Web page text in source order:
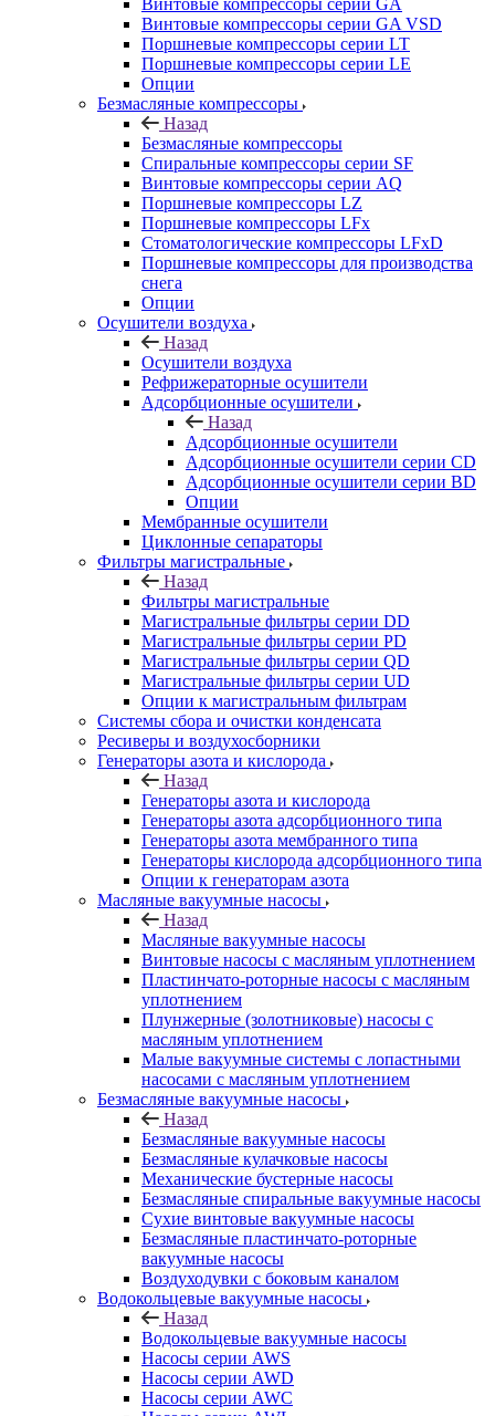
Винтовые компрессоры cерии GA
Винтовые компрессоры cерии GA VSD
Поршневые компрессоры серии LT
Поршневые компрессоры серии LE
Опции
Безмасляные компрессоры
Назад
Безмасляные компрессоры
Спиральные компрессоры серии SF
Винтовые компрессоры серии AQ
Поршневые компрессоры LZ
Поршневые компрессоры LFx
Стоматологические компрессоры LFxD
Поршневые компрессоры для производства
снега
Опции
Осушители воздуха
Назад
Осушители воздуха
Рефрижераторные осушители
Адсорбционные осушители
Назад
Адсорбционные осушители
Адсорбционные осушители серии CD
Адсорбционные осушители серии BD
Опции
Мембранные осушители
Циклонные сепараторы
Фильтры магистральные
Назад
Фильтры магистральные
Магистральные фильтры серии DD
Магистральные фильтры серии PD
Магистральные фильтры серии QD
Магистральные фильтры серии UD
Опции к магистральным фильтрам
Системы сбора и очистки конденсата
Ресиверы и воздухосборники
Генераторы азота и кислорода
Назад
Генераторы азота и кислорода
Генераторы азота адсорбционного типа
Генераторы азота мембранного типа
Генераторы кислорода адсорбционного типа
Опции к генераторам азота
Масляные вакуумные насосы
Назад
Масляные вакуумные насосы
Винтовые насосы с масляным уплотнением
Пластинчато-роторные насосы с масляным
уплотнением
Плунжерные (золотниковые) насосы с
масляным уплотнением
Малые вакуумные системы с лопастными
насосами с масляным уплотнением
Безмасляные вакуумные насосы
Назад
Безмасляные вакуумные насосы
Безмасляные кулачковые насосы
Механические бустерные насосы
Безмасляные спиральные вакуумные насосы
Сухие винтовые вакуумные насосы
Безмасляные пластинчато-роторные
вакуумные насосы
Воздуходувки с боковым каналом
Водокольцевые вакуумные насосы
Назад
Водокольцевые вакуумные насосы
Насосы серии AWS
Насосы серии AWD
Насосы серии AWC